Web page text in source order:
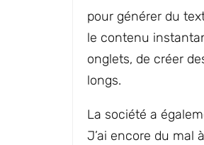
pour générer du
le contenu
onglets, de créer
longs.
La société a
J’ai encore du mal